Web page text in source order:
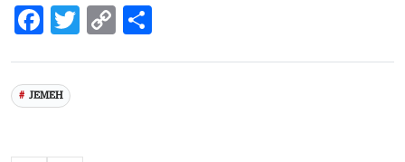
Facebook
Twitter
Copy
ЈЕМЕН